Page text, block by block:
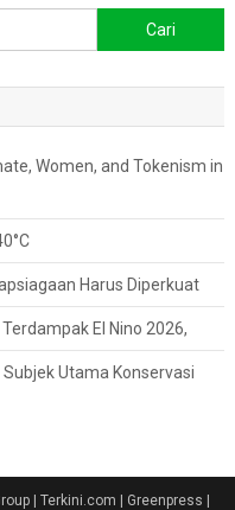
untuk:
Women, and Tokenism in
Harus Diperkuat
El Nino 2026,
Utama Konservasi
| Terkini.com | Greenpress